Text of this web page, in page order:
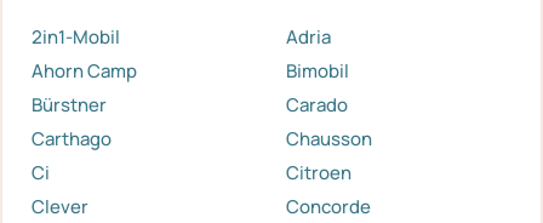
2in1-Mobil
Adria
Ahorn Camp
Bimobil
Bürstner
Carado
Carthago
Chausson
Ci
Citroen
Clever
Concorde